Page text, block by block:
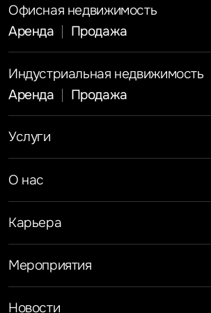
Офисная недвижимость
Аренда
Продажа
Индустриальная недвижимость
Аренда
Продажа
Услуги
Брокеридж
Складская недвижимость
Торговая недвижимость
Стратегический консалтинг
Исследования и аналитика
Оценка
Управление проектами
О нас
Карьера
Мероприятия
Новости